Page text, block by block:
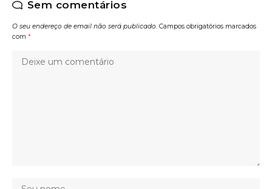
Sem comentários
O seu endereço de email não será publicado. Campos obrigatórios marcados
com *